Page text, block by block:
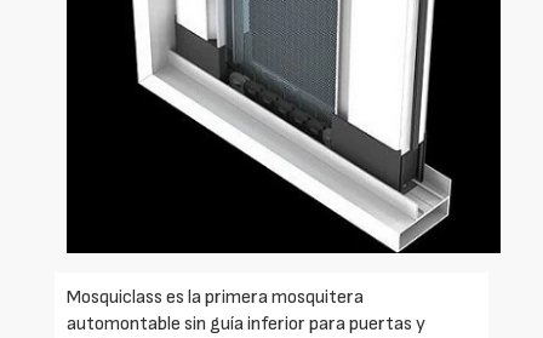
Mosquiclass es la primera mosquitera
automontable sin guía inferior para puertas y